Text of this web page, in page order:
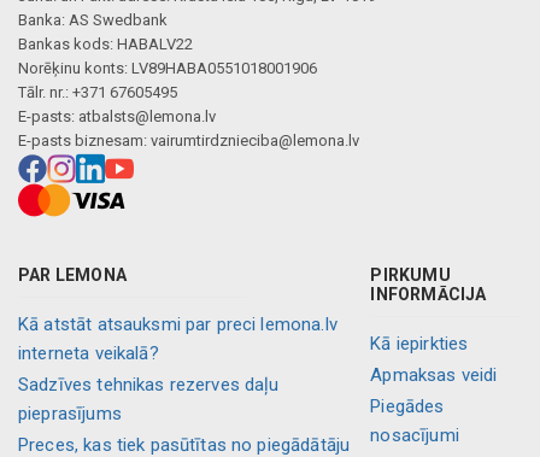
Banka: AS Swedbank
Bankas kods: HABALV22
Norēķinu konts: LV89HABA0551018001906
Tālr. nr.: +371 67605495
E-pasts: atbalsts@lemona.lv
E-pasts biznesam: vairumtirdznieciba@lemona.lv
PAR LEMONA
Kā atstāt atsauksmi par preci lemona.lv
interneta veikalā?
Sadzīves tehnikas rezerves daļu
pieprasījums
Preces, kas tiek pasūtītas no piegādātāju
PIRKUMU
INFORMĀCIJA
Kā iepirkties
Apmaksas veidi
Piegādes
nosacījumi